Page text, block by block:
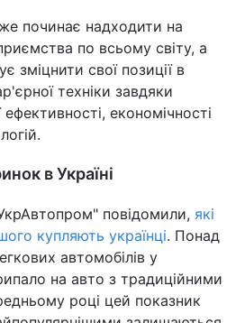
починає надходити на
по всьому світу, а
зміцнити свої позиції в
техніки завдяки
економічності
в Україні
повідомили, які
купляють українці. Понад
автомобілів у
на авто з традиційними
році цей показник